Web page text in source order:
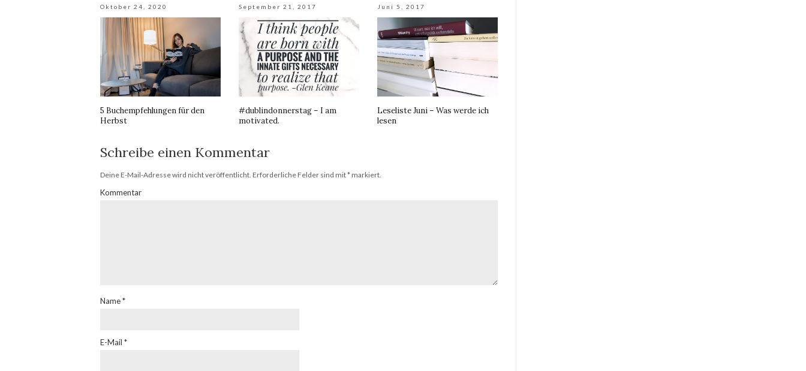
Oktober 24, 2020
5 Buchempfehlungen für den
Herbst
September 21, 2017
#dublindonnerstag – I am
motivated.
Juni 5, 2017
Leseliste Juni – Was werde ich
lesen
Schreibe einen Kommentar
Deine E-Mail-Adresse wird nicht veröffentlicht. Erforderliche Felder sind mit*markiert.
Kommentar
Name*
E-Mail *